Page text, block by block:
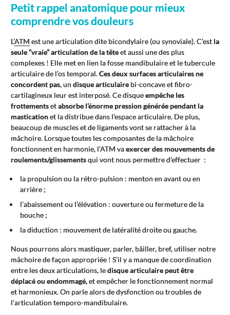
Petit rappel anatomique pour mieux
comprendre vos douleurs
L’ATM est une articulation dite bicondylaire (ou synoviale). C’est la
seule “vraie” articulation de la têteet aussi une des plus
complexes ! Elle met en lien la fosse mandibulaire et le tubercule
articulaire de l’os temporal.Ces deux surfaces articulaires ne
concordent pas, un disque articulaire bi-concave et fibro-
cartilagineux leur est interposé. Ce disqueempêche les
frottementsetabsorbe l’énorme pression générée pendant la
masticationet la distribue dans l’espace articulaire. De plus,
beaucoup de muscles et de ligaments vont se rattacher à la
mâchoire. Lorsque toutes les composantes de la mâchoire
fonctionnent en harmonie, l’ATM vaexercer des mouvements de
roulements/glissementsqui vont nous permettre d’effectuer :
la propulsion ou la rétro-pulsion : menton en avant ou en
arrière ;
l’abaissement ou l’élévation : ouverture ou fermeture de la
bouche ;
la diduction : mouvement de latéralité droite ou gauche.
Nous pourrons alors mastiquer, parler, bâiller, bref, utiliser notre
mâchoire de façon appropriée ! S’il y a manque de coordination
entre les deux articulations, ledisque articulaire peut être
déplacé ou endommagé,et empêcher le fonctionnement normal
et harmonieux. On parle alors de dysfonction ou troubles de
l’articulation temporo-mandibulaire.